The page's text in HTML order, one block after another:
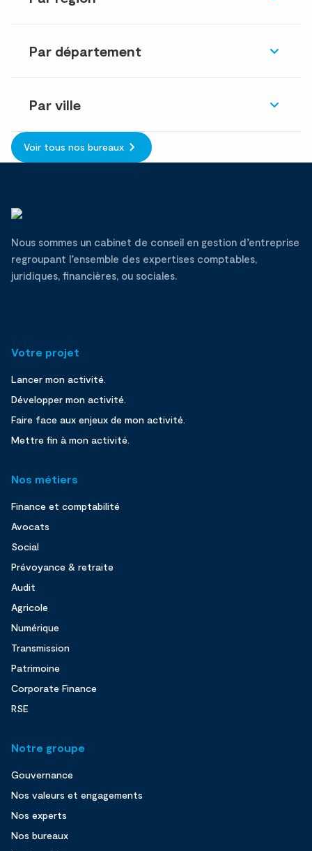
Par département
Par ville
Voir tous nos bureaux
Nous sommes un cabinet de conseil en gestion d’entreprise
regroupant l’ensemble des expertises comptables,
juridiques, financières, ou sociales.
Votre projet
Lancer mon activité.
Développer mon activité.
Faire face aux enjeux de mon activité.
Mettre fin à mon activité.
Nos métiers
Finance et comptabilité
Avocats
Social
Prévoyance & retraite
Audit
Agricole
Numérique
Transmission
Patrimoine
Corporate Finance
RSE
Notre groupe
Gouvernance
Nos valeurs et engagements
Nos experts
Nos bureaux